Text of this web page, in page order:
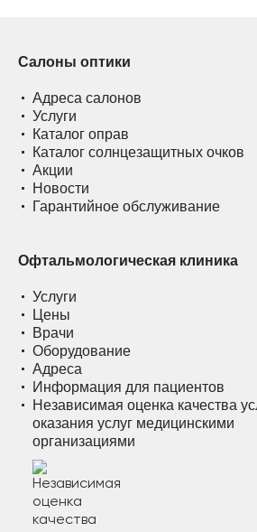
Салоны оптики
Адреса салонов
Услуги
Каталог оправ
Каталог солнцезащитных очков
Акции
Новости
Гарантийное обслуживание
Офтальмологическая клиника
Услуги
Цены
Врачи
Оборудование
Адреса
Информация для пациентов
Независимая оценка качества
оказания услуг медицинскими
организациями